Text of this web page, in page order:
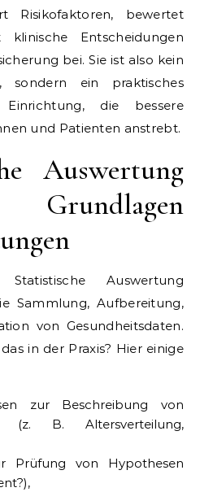
Risikofaktoren, bewertet
klinische Entscheidungen
bei. Sie ist also kein
sondern ein praktisches
die bessere
und Patienten anstrebt.
Auswertung
Grundlagen
Auswertung
Sammlung, Aufbereitung,
von Gesundheitsdaten.
in der Praxis? Hier einige
zur Beschreibung von
(z. B. Altersverteilung,
Prüfung von Hypothesen